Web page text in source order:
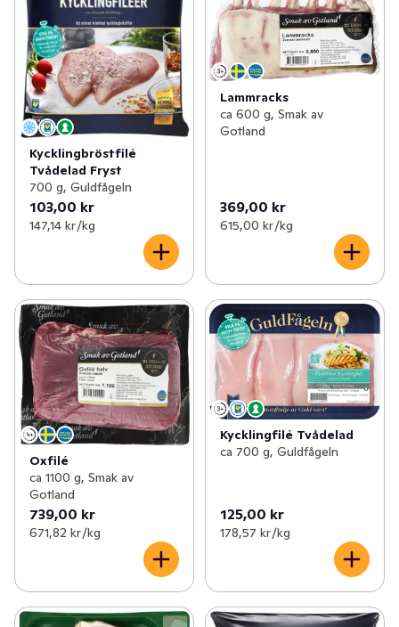
Kycklingbröstfilé
Tvådelad Fryst
700 g, Guldfågeln
103,00 kr
147,14 kr /kg
Lammracks
ca 600 g, Smak av
Gotland
369,00 kr
615,00 kr /kg
Oxfilé
ca 1100 g, Smak av
Gotland
739,00 kr
671,82 kr /kg
Kycklingfilé Tvådelad
ca 700 g, Guldfågeln
125,00 kr
178,57 kr /kg